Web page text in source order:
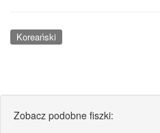
Koreański
Zobacz podobne fiszki: